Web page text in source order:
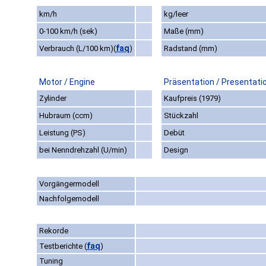
km/h
kg/leer
0-100 km/h (sek)
Maße (mm)
Verbrauch (L/100 km)(faq) Radstand (mm)
Motor / Engine Präsentation /
Zylinder
Kaufpreis (1979)
Hubraum (ccm)
Stückzahl
Leistung (PS)
Debüt
bei Nenndrehzahl (U/min)
Design
Vorgängermodell
Nachfolgemodell
Rekorde
Testberichte (faq)
Tuning